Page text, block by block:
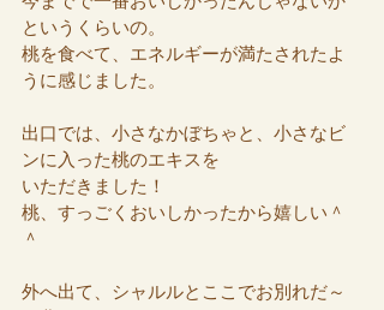
というくらいの。
桃を食べて、エネルギーが満たされたよ
うに感じました。
出口では、小さなかぼちゃと、小さなビ
ンに入った桃のエキスを
いただきました！
桃、すっごくおいしかったから嬉しい＾
＾
外へ出て、シャルルとここでお別れだ～